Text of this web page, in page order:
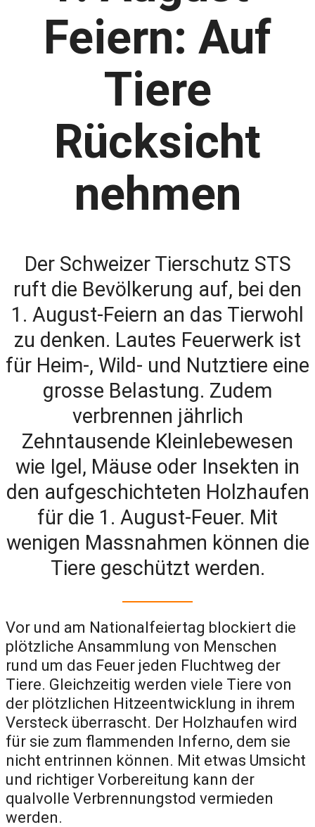
Feiern: Auf
Tiere
Rücksicht
nehmen
Der Schweizer Tierschutz STS
ruft die Bevölkerung auf, bei den
1. August-Feiern an das Tierwohl
zu denken. Lautes Feuerwerk ist
für Heim-, Wild- und Nutztiere eine
grosse Belastung. Zudem
verbrennen jährlich
Zehntausende Kleinlebewesen
wie Igel, Mäuse oder Insekten in
den aufgeschichteten Holzhaufen
für die 1. August-Feuer. Mit
wenigen Massnahmen können die
Tiere geschützt werden.
Vor und am Nationalfeiertag blockiert die
plötzliche Ansammlung von Menschen
rund um das Feuer jeden Fluchtweg der
Tiere. Gleichzeitig werden viele Tiere von
der plötzlichen Hitzeentwicklung in ihrem
Versteck überrascht. Der Holzhaufen wird
für sie zum flammenden Inferno, dem sie
nicht entrinnen können. Mit etwas Umsicht
und richtiger Vorbereitung kann der
qualvolle Verbrennungstod vermieden
werden.